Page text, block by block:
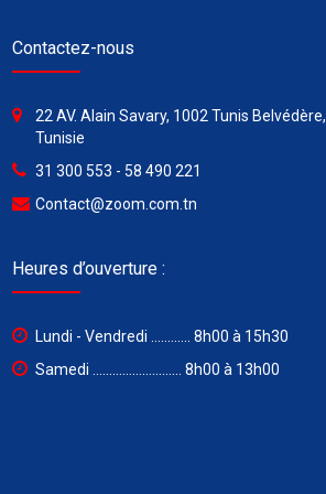
Contactez-nous
22 AV. Alain Savary, 1002 Tunis Belvédère,
Tunisie
31 300 553 - 58 490 221
Contact@zoom.com.tn
Heures d’ouverture :
Lundi - Vendredi ............ 8h00 à 15h30
Samedi ........................... 8h00 à 13h00